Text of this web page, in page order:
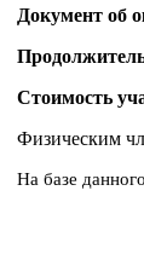
Документ об
Стоимость
Физическим
На базе